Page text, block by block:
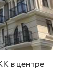
в центре